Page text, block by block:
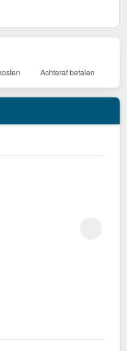
Achteraf betalen